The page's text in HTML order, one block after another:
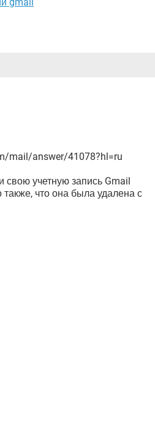
mail/answer/41078?hl=ru
свою учетную запись Gmail
что она была удалена с